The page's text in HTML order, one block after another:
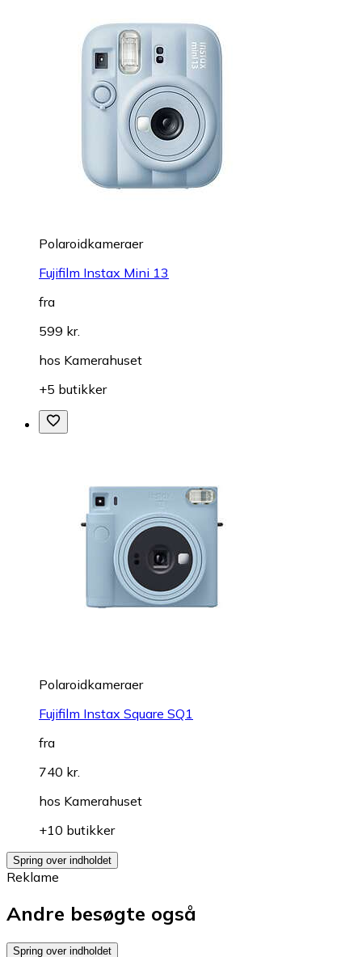
Polaroidkameraer
Fujifilm Instax Mini 13
fra
599 kr.
hos Kamerahuset
+5 butikker
Polaroidkameraer
Fujifilm Instax Square SQ1
fra
740 kr.
hos Kamerahuset
+10 butikker
Spring over indholdet
Reklame
Andre besøgte også
Spring over indholdet